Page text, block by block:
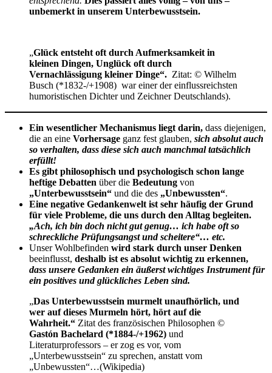
unbemerkt in unserem Unterbewusstsein.
„Glück entsteht oft durch Aufmerksamkeit in
kleinen Dingen, Unglück oft durch
Vernachlässigung kleiner Dinge“. Zitat: © Wilhelm
Busch (*1832-/+1908) war einer der einflussreichsten
humoristischen Dichter und Zeichner Deutschlands).
Ein wesentlicher Mechanismus liegt darin, dass diejenigen,
die an eine Vorhersage ganz fest glauben, sich absolut auch
so verhalten, dass diese sich auch manchmal tatsächlich
erfüllt!
Es gibt philosophisch und psychologisch schon lange
heftige Debatten über die Bedeutung von
„Unterbewusstsein“ und die des „Unbewussten“.
Eine negative Gedankenwelt ist sehr häufig der Grund
für viele Probleme, die uns durch den Alltag begleiten.
„Ach, ich bin doch nicht gut genug… ich habe oft so
schreckliche Prüfungsangst und scheitere“… etc.
Unser Wohlbefinden wird stark durch unser Denken
beeinflusst, deshalb ist es absolut wichtig zu erkennen,
dass unsere Gedanken ein äußerst wichtiges Instrument für
ein positives und glückliches Leben sind.
„Das Unterbewusstsein murmelt unaufhörlich, und
wer auf dieses Murmeln hört, hört auf die
Wahrheit.“ Zitat des französischen Philosophen ©
Gastón Bachelard (*1884-/+1962) und
Literaturprofessors – er zog es vor, vom
„Unterbewusstsein“ zu sprechen, anstatt vom
„Unbewussten“…(Wikipedia)